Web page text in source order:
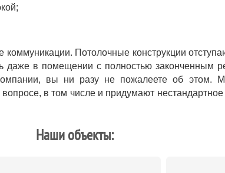
Потолочные конструкции
даже в помещении с полностью законченным
вы ни разу не пожалеете об этом.
в том числе и придумают
Наши объекты: